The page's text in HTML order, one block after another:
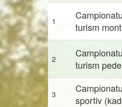
1
turism
2
turism
3
sportiv